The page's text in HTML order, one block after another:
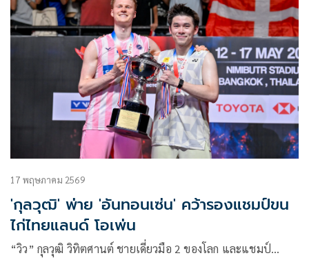
17 พฤษภาคม 2569
'กุลวุฒิ' พ่าย 'อันทอนเซ่น' คว้ารองแชมป์ขน
ไก่ไทยแลนด์ โอเพ่น
“วิว” กุลวุฒิ วิทิตศานต์ ชายเดี่ยวมือ 2 ของโลก และแชมป์…